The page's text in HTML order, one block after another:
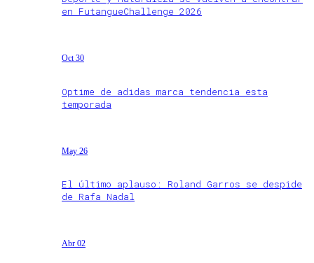
en FutangueChallenge 2026
Oct 30
Optime de adidas marca tendencia esta
temporada
May 26
El último aplauso: Roland Garros se despide
de Rafa Nadal
Abr 02